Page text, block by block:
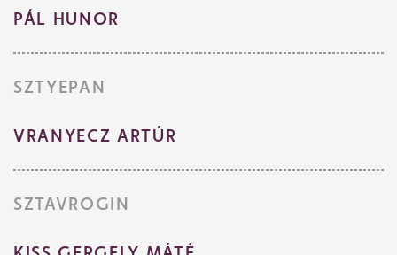
PÁL HUNOR
SZTYEPAN
VRANYECZ ARTÚR
SZTAVROGIN